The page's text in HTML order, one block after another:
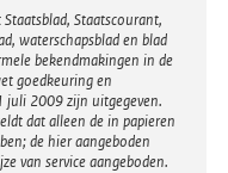
Staatscourant,
waterschapsblad en blad
bekendmakingen in de
goedkeuring en
juli 2009 zijn uitgegeven.
dat alleen de in papieren
de hier aangeboden
van service aangeboden.